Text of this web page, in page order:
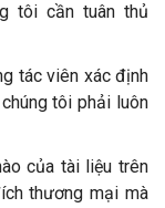
tôi cần tuân thủ
tác viên xác định
tôi phải luôn
của tài liệu trên
thương mại mà